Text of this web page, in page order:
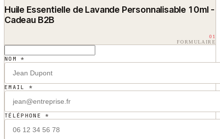
Huile Essentielle de Lavande Personnalisable 10ml -
Cadeau B2B
01
FORMULAIRE
NOM *
EMAIL *
TÉLÉPHONE *